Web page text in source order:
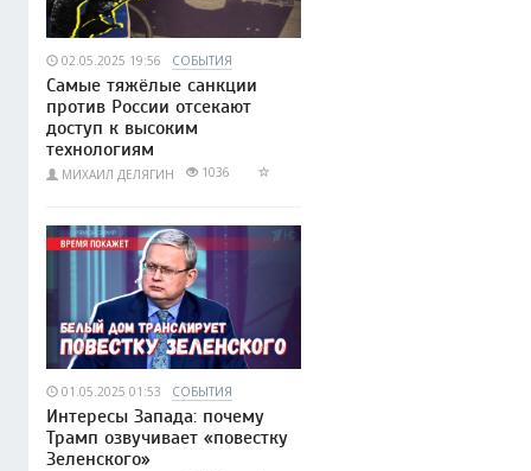
02.05.2025 19:56 СОБЫТИЯ
Самые тяжёлые санкции
против России отсекают
доступ к высоким
технологиям
МИХАИЛ ДЕЛЯГИН 1036
01.05.2025 01:53 СОБЫТИЯ
Интересы Запада: почему
Трамп озвучивает «повестку
Зеленского»